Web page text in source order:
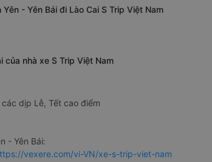
- Yên Bái đi Lào Cai S Trip Việt Nam
của nhà xe S Trip Việt Nam
dịp Lễ, Tết cao điểm
- Yên Bái:
vexere.com/vi-VN/xe-s-trip-viet-nam